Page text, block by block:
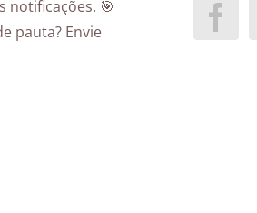
notificações. 🎯
pauta? Envie